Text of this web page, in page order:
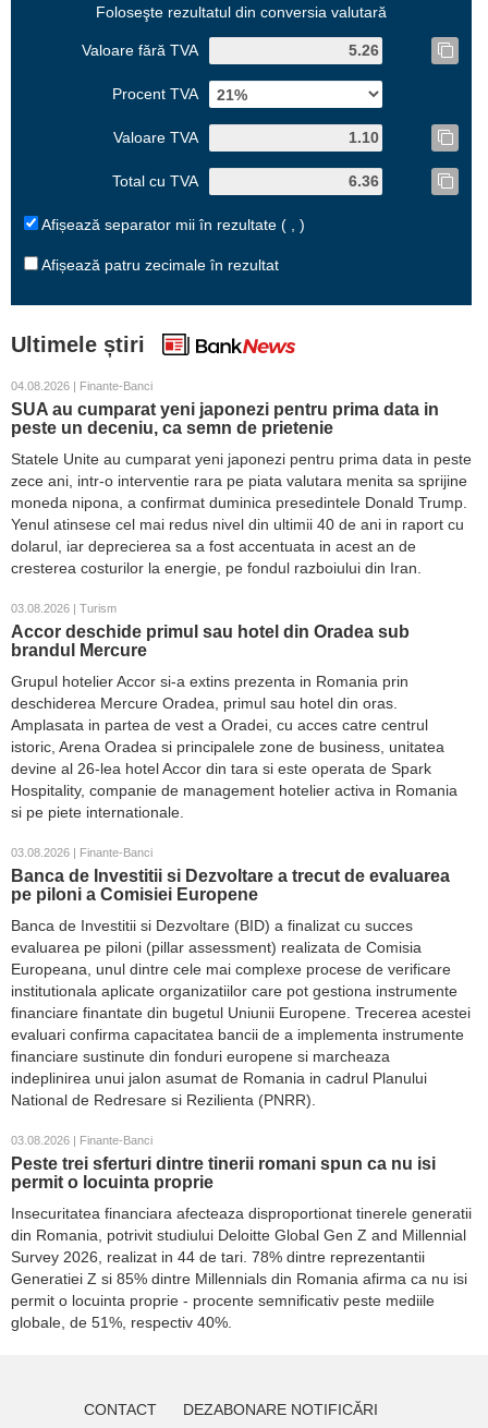
Foloseşte rezultatul din conversia valutară
Valoare fără TVA
Procent TVA
Valoare TVA
Total cu TVA
Afișează separator mii în rezultate ( , )
Afișează patru zecimale în rezultat
Ultimele știri
04.08.2026 | Finante-Banci
SUA au cumparat yeni japonezi pentru prima data in
peste un deceniu, ca semn de prietenie
Statele Unite au cumparat yeni japonezi pentru prima data in peste
zece ani, intr-o interventie rara pe piata valutara menita sa sprijine
moneda nipona, a confirmat duminica presedintele Donald Trump.
Yenul atinsese cel mai redus nivel din ultimii 40 de ani in raport cu
dolarul, iar deprecierea sa a fost accentuata in acest an de
cresterea costurilor la energie, pe fondul razboiului din Iran.
03.08.2026 | Turism
Accor deschide primul sau hotel din Oradea sub
brandul Mercure
Grupul hotelier Accor si-a extins prezenta in Romania prin
deschiderea Mercure Oradea, primul sau hotel din oras.
Amplasata in partea de vest a Oradei, cu acces catre centrul
istoric, Arena Oradea si principalele zone de business, unitatea
devine al 26-lea hotel Accor din tara si este operata de Spark
Hospitality, companie de management hotelier activa in Romania
si pe piete internationale.
03.08.2026 | Finante-Banci
Banca de Investitii si Dezvoltare a trecut de evaluarea
pe piloni a Comisiei Europene
Banca de Investitii si Dezvoltare (BID) a finalizat cu succes
evaluarea pe piloni (pillar assessment) realizata de Comisia
Europeana, unul dintre cele mai complexe procese de verificare
institutionala aplicate organizatiilor care pot gestiona instrumente
financiare finantate din bugetul Uniunii Europene. Trecerea acestei
evaluari confirma capacitatea bancii de a implementa instrumente
financiare sustinute din fonduri europene si marcheaza
indeplinirea unui jalon asumat de Romania in cadrul Planului
National de Redresare si Rezilienta (PNRR).
03.08.2026 | Finante-Banci
Peste trei sferturi dintre tinerii romani spun ca nu isi
permit o locuinta proprie
Insecuritatea financiara afecteaza disproportionat tinerele generatii
din Romania, potrivit studiului Deloitte Global Gen Z and Millennial
Survey 2026, realizat in 44 de tari. 78% dintre reprezentantii
Generatiei Z si 85% dintre Millennials din Romania afirma ca nu isi
permit o locuinta proprie - procente semnificativ peste mediile
globale, de 51%, respectiv 40%.
CONTACT DEZABONARE NOTIFICĂRI